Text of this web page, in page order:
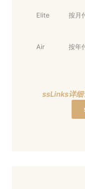
Elite 按月
Air 按年
ssLinks详细